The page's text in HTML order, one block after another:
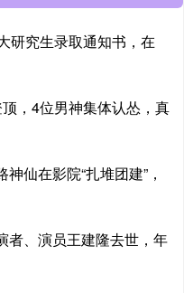
研究生录取通知书，在
，4位男神集体认怂，真
仙在影院“扎堆团建”，
者、演员王建隆去世，年